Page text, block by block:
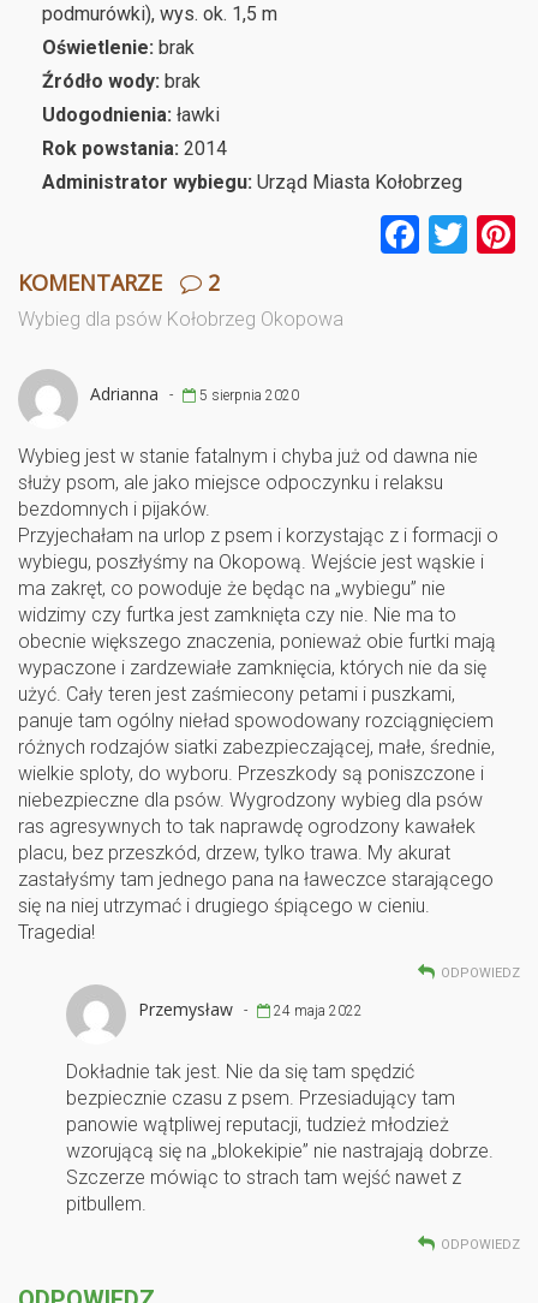
podmurówki), wys. ok. 1,5 m
Oświetlenie: brak
Źródło wody: brak
Udogodnienia: ławki
Rok powstania: 2014
Administrator wybiegu: Urząd Miasta Kołobrzeg
F
k
T
KOMENTARZE 2
Wybieg dla psów Kołobrzeg Okopowa
Adrianna - 5 sierpnia 2020
Wybieg jest w stanie fatalnym i chyba już od dawna nie
służy psom, ale jako miejsce odpoczynku i relaksu
bezdomnych i pijaków.
Przyjechałam na urlop z psem i korzystając z i formacji o
wybiegu, poszłyśmy na Okopową. Wejście jest wąskie i
ma zakręt, co powoduje że będąc na „wybiegu” nie
widzimy czy furtka jest zamknięta czy nie. Nie ma to
obecnie większego znaczenia, ponieważ obie furtki mają
wypaczone i zardzewiałe zamknięcia, których nie da się
użyć. Cały teren jest zaśmiecony petami i puszkami,
panuje tam ogólny nieład spowodowany rozciągnięciem
różnych rodzajów siatki zabezpieczającej, małe, średnie,
wielkie sploty, do wyboru. Przeszkody są poniszczone i
niebezpieczne dla psów. Wygrodzony wybieg dla psów
ras agresywnych to tak naprawdę ogrodzony kawałek
placu, bez przeszkód, drzew, tylko trawa. My akurat
zastałyśmy tam jednego pana na ławeczce starającego
się na niej utrzymać i drugiego śpiącego w cieniu.
Tragedia!
ODPOWIEDZ
Przemysław - 24 maja 2022
Dokładnie tak jest. Nie da się tam spędzić
bezpiecznie czasu z psem. Przesiadujący tam
panowie wątpliwej reputacji, tudzież młodzież
wzorującą się na „blokekipie” nie nastrajają dobrze.
Szczerze mówiąc to strach tam wejść nawet z
pitbullem.
ODPOWIEDZ